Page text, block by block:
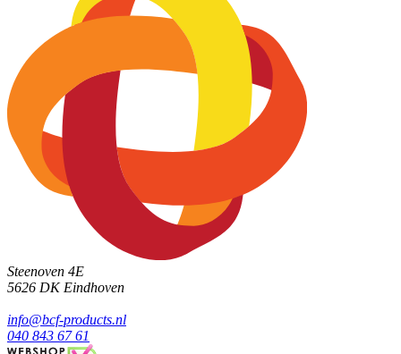
Steenoven 4E
5626 DK Eindhoven
info@bcf-products.nl
040 843 67 61